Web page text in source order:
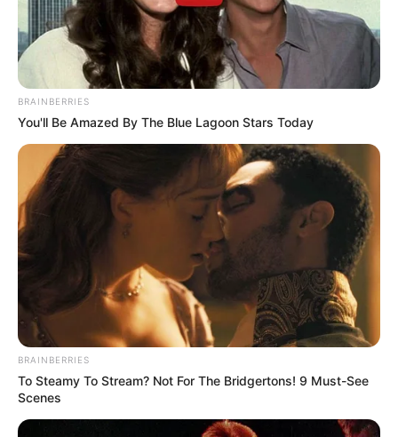
BRAINBERRIES
You'll Be Amazed By The Blue Lagoon Stars Today
BRAINBERRIES
To Steamy To Stream? Not For The Bridgertons! 9 Must-See
Scenes